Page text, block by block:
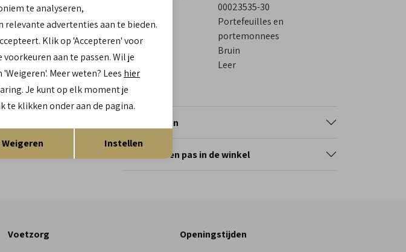
00023535-30
Categorie
Portefeuilles en
portemonnees
Kleur
Bruin
Materiaal
buitenkant
Leer
Retourneren
Reserveer en pas in de winkel
Voetzorg Openingstijden
Opslaan
te analyseren,
advertenties aan te bieden.
Klik op 'Accepteren' voor
aan te passen. Wil je
Meer weten? Lees hier
Je kunt op elk moment je
klikken onder aan de pagina.
Weigeren Instellen